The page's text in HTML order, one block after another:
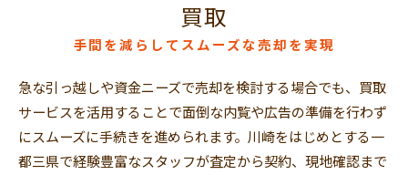
買取
手間を減らしてスムーズな売却を実現
急な引っ越しや資金ニーズで売却を検討する場合でも、買取
サービスを活用することで面倒な内覧や広告の準備を行わず
にスムーズに手続きを進められます。川崎をはじめとする一
都三県で経験豊富なスタッフが査定から契約、現地確認まで